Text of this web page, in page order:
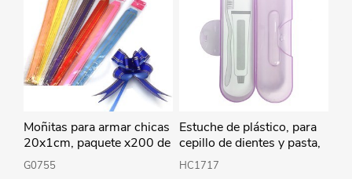
Moñitas para armar chicas
20x1cm, paquete x200 de
un color, colores surtidos
G0755
Estuche de plástico, para
cepillo de dientes y pasta,
en bolsa, varios colores
HC1717